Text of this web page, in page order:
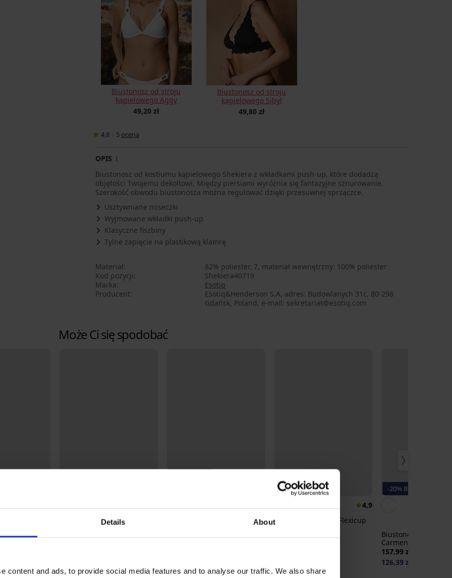
Details About
content and ads, to provide social media features and to analyse our traffic. We also share
Biustonosz od stroju
kąpielowego Aggy
49,20 zł
Biustonosz od stroju
kąpielowego Sibyl
49,80 zł
4,8 5 ocena
OPIS
Biustonosz od kostiumu kąpielowego Shekiera z wkładkami push-up, które dodadzą
objętości Twojemu dekoltowi. Między piersiami wyróżnia się fantazyjne sznurowanie.
Szerokość obwodu biustonosza można regulować dzięki przesuwnej sprzączce.
Usztywniane miseczki
Wyjmowane wkładki push-up
Klasyczne fiszbiny
Tylne zapięcie na plastikową klamrę
Materiał
82% poliester, 7, materiał wewnętrzny: 100% poliester
Kod pozycji
Shekiera40719
Marka
Esotiq
Producent
Esotiq&Henderson S.A, adres: Budowlanych 31c, 80-298
Gdańsk, Poland, e-mail: sekretariat@esotiq.com
Może Ci się spodobać
z wysokim
Biustonosz usztywniany Soft
Lace II bez fiszbin
83,50 zł166,99 zł
-20% BRA20
4,9
Biustonosz Spacer Flexicup
Dotted Mesh II
185,99 zł
-20% BRA20
Biustonosz
Carmen Basic
157,99 zł
126,39 zł